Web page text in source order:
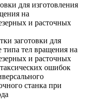
для изготовления
на
и расточных
заготовки для
типа тел вращения на
и расточных
ошибок
станка при